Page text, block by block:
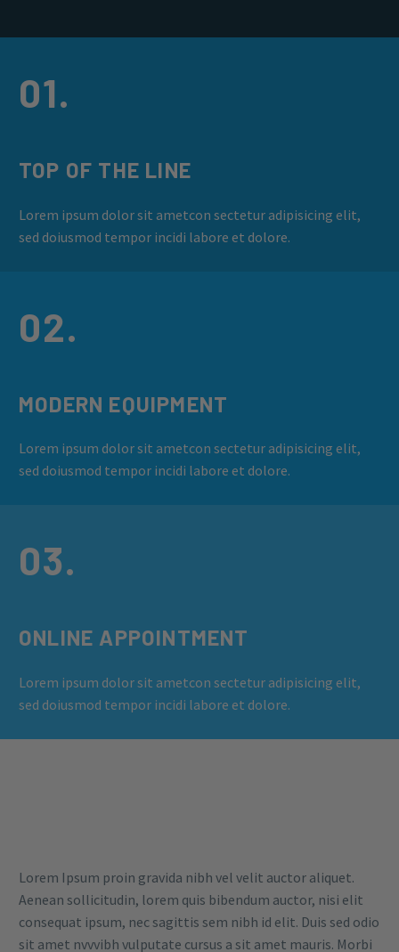
01.
TOP OF THE LINE
Lorem ipsum dolor sit ametcon sectetur adipisicing elit,
sed doiusmod tempor incidi labore et dolore.
02.
MODERN EQUIPMENT
Lorem ipsum dolor sit ametcon sectetur adipisicing elit,
sed doiusmod tempor incidi labore et dolore.
03.
ONLINE APPOINTMENT
Lorem ipsum dolor sit ametcon sectetur adipisicing elit,
sed doiusmod tempor incidi labore et dolore.
Lorem Ipsum proin gravida nibh vel velit auctor aliquet.
Aenean sollicitudin, lorem quis bibendum auctor, nisi elit
consequat ipsum, nec sagittis sem nibh id elit. Duis sed odio
sit amet nvvvibh vulputate cursus a sit amet mauris. Morbi